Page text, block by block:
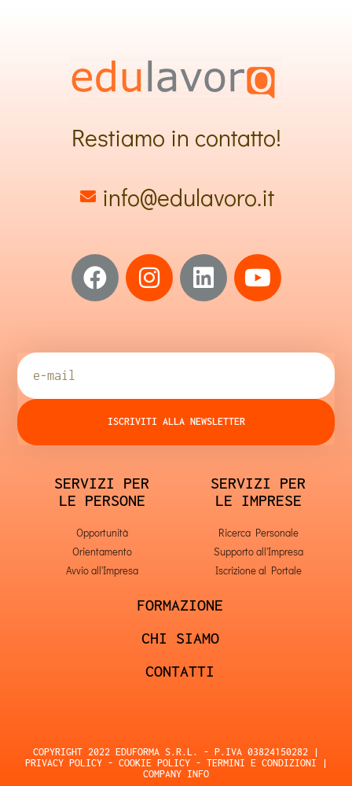
Restiamo in contatto!
info@edulavoro.it
ISCRIVITI ALLA NEWSLETTER
SERVIZI PER
LE PERSONE
Opportunità
Orientamento
Avvio all'Impresa
SERVIZI PER
LE IMPRESE
Ricerca Personale
Supporto all'Impresa
Iscrizione al Portale
FORMAZIONE
CHI SIAMO
CONTATTI
COPYRIGHT 2022 EDUFORMA S.R.L. - P.IVA 03824150282 |
PRIVACY POLICY- COOKIE POLICY- TERMINI E CONDIZIONI |
COMPANY INFO